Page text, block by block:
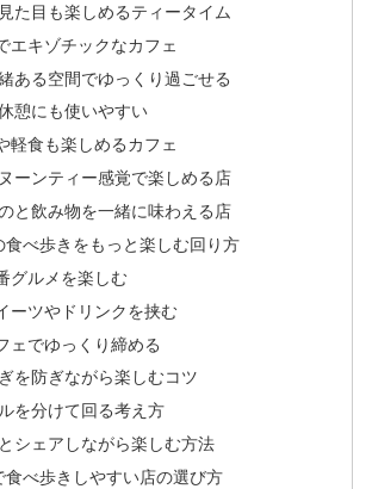
た目も楽しめるティータイム
エキゾチックなカフェ
ある空間でゆっくり過ごせる
憩にも使いやすい
軽食も楽しめるカフェ
ーンティー感覚で楽しめる店
と飲み物を一緒に味わえる店
食べ歩きをもっと楽しむ回り方
グルメを楽しむ
ーツやドリンクを挟む
ェでゆっくり締める
を防ぎながら楽しむコツ
を分けて回る考え方
シェアしながら楽しむ方法
食べ歩きしやすい店の選び方